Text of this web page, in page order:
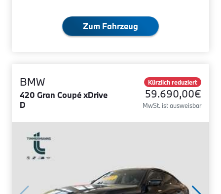
Zum Fahrzeug
BMW
420 Gran Coupé xDrive
D
Kürzlich reduziert
59.690,00€
MwSt. ist ausweisbar